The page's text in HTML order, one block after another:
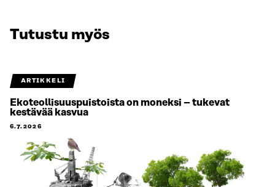
Tutustu myös
ARTIKKELI
Ekoteollisuuspuistoista on moneksi – tukevat
kestävää kasvua
6.7.2026